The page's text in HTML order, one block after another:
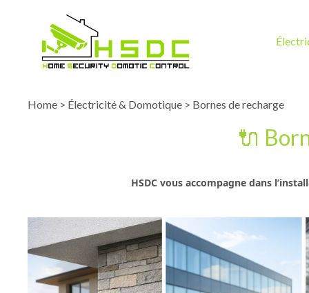
Home > Électricité & Domotique > Bornes de recharge
🔌
HSDC vous accompagne dans